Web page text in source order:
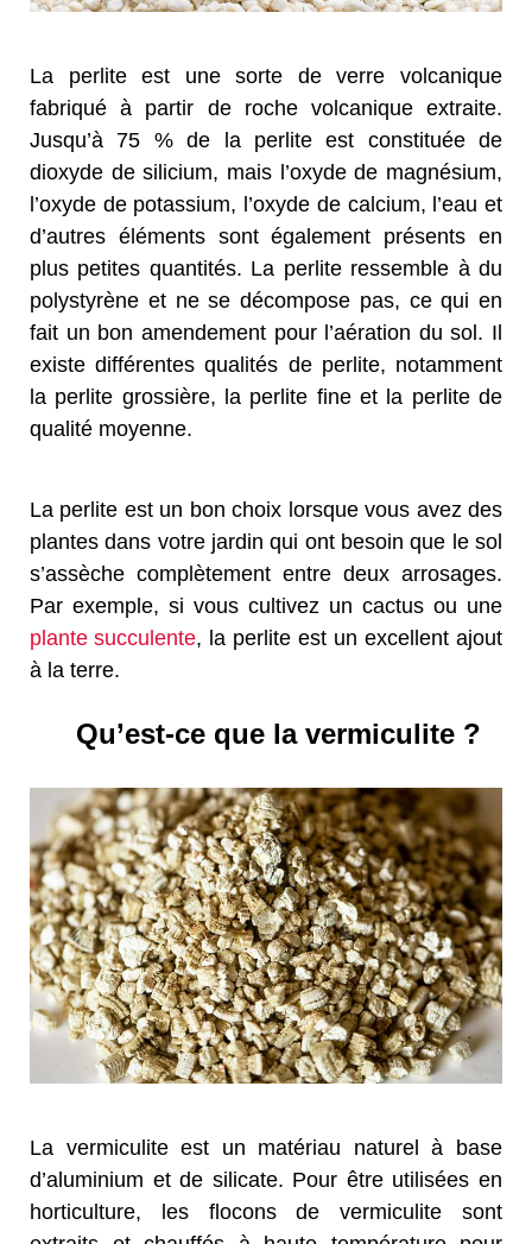
La perlite est une sorte de verre volcanique
fabriqué à partir de roche volcanique extraite.
Jusqu’à 75 % de la perlite est constituée de
dioxyde de silicium, mais l’oxyde de magnésium,
l’oxyde de potassium, l’oxyde de calcium, l’eau et
d’autres éléments sont également présents en
plus petites quantités. La perlite ressemble à du
polystyrène et ne se décompose pas, ce qui en
fait un bon amendement pour l’aération du sol. Il
existe différentes qualités de perlite, notamment
la perlite grossière, la perlite fine et la perlite de
qualité moyenne.
La perlite est un bon choix lorsque vous avez des
plantes dans votre jardin qui ont besoin que le sol
s’assèche complètement entre deux arrosages.
Par exemple, si vous cultivez un cactus ou une
plante succulente, la perlite est un excellent ajout
à la terre.
Qu’est-ce que la vermiculite ?
La vermiculite est un matériau naturel à base
d’aluminium et de silicate. Pour être utilisées en
horticulture, les flocons de vermiculite sont